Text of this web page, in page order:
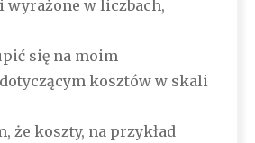
wyrażone w liczbach,
się na moim
kosztów w skali
że koszty, na przykład